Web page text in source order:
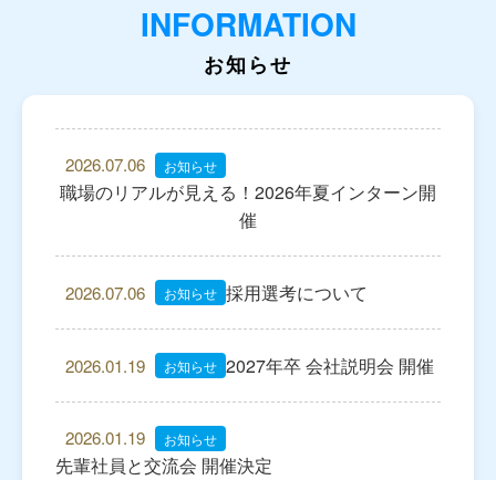
INFORMATION
お知らせ
2026.07.06 お知らせ
職場のリアルが見える！2026年夏インターン開
催
2026.07.06 お知らせ 採用選考について
2026.01.19 お知らせ 2027年卒 会社説明会 開催
2026.01.19 お知らせ
先輩社員と交流会 開催決定